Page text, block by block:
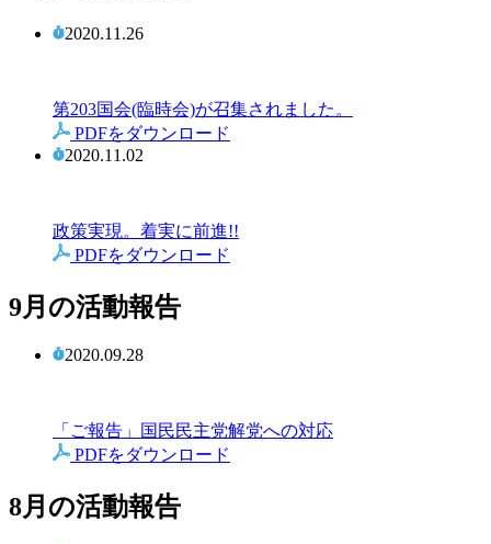
2020.11.26
第203国会(臨時会)が召集されました。
PDFをダウンロード
2020.11.02
政策実現。着実に前進!!
PDFをダウンロード
9月の活動報告
2020.09.28
「ご報告」国民民主党解党への対応
PDFをダウンロード
8月の活動報告